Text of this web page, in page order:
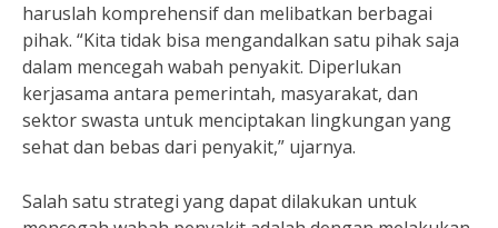
haruslah komprehensif dan melibatkan berbagai
pihak. “Kita tidak bisa mengandalkan satu pihak saja
dalam mencegah wabah penyakit. Diperlukan
kerjasama antara pemerintah, masyarakat, dan
sektor swasta untuk menciptakan lingkungan yang
sehat dan bebas dari penyakit,” ujarnya.
Salah satu strategi yang dapat dilakukan untuk